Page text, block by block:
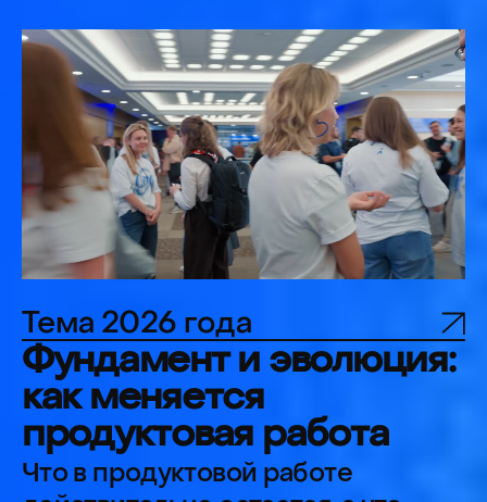
текущими сложностями и
ограничениями. К свежим
выводам, отработанным схемам
и практическим
рекомендациям.
Программный комитет